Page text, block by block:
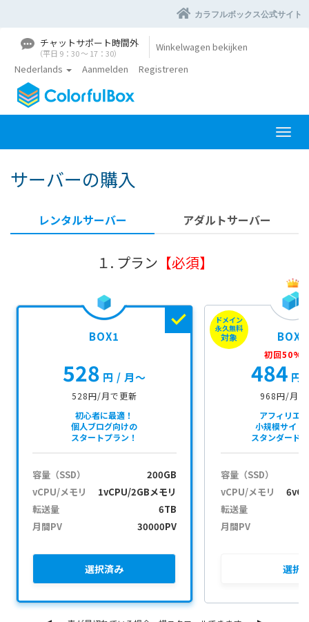
カラフルボックス公式サイト
チャットサポート時間外
（平日 9：30 〜 17：30）
Winkelwagen bekijken
Nederlands
Aanmelden Registreren
N
a
n
-
/
u
i
t
s
c
h
a
k
e
l
サーバーの購入
レンタルサーバー アダルトサーバー
１. プラン 【必須】
BOX1
528 円 / 月〜
528円/月で更新
初心者に最適！
個人ブログ向けの
スタートプラン！
容量（SSD）
200GB
vCPU/メモリ
1vCPU/2GBメモリ
転送量
6TB
月間PV
30000PV
選択済み
ドメイン
永久無料
対象 BOX2
初回
484 円
968円/月で
アフィリエ
小規模サイト
スタンダード
容量（SSD）
vCPU/メモリ
転送量
月間PV
選択